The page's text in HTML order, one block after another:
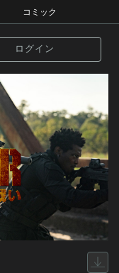
コミック
ログイン